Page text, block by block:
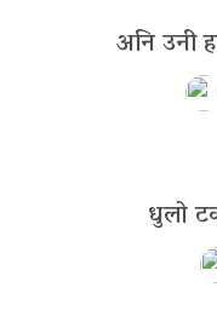
अनि उनी
धुलो